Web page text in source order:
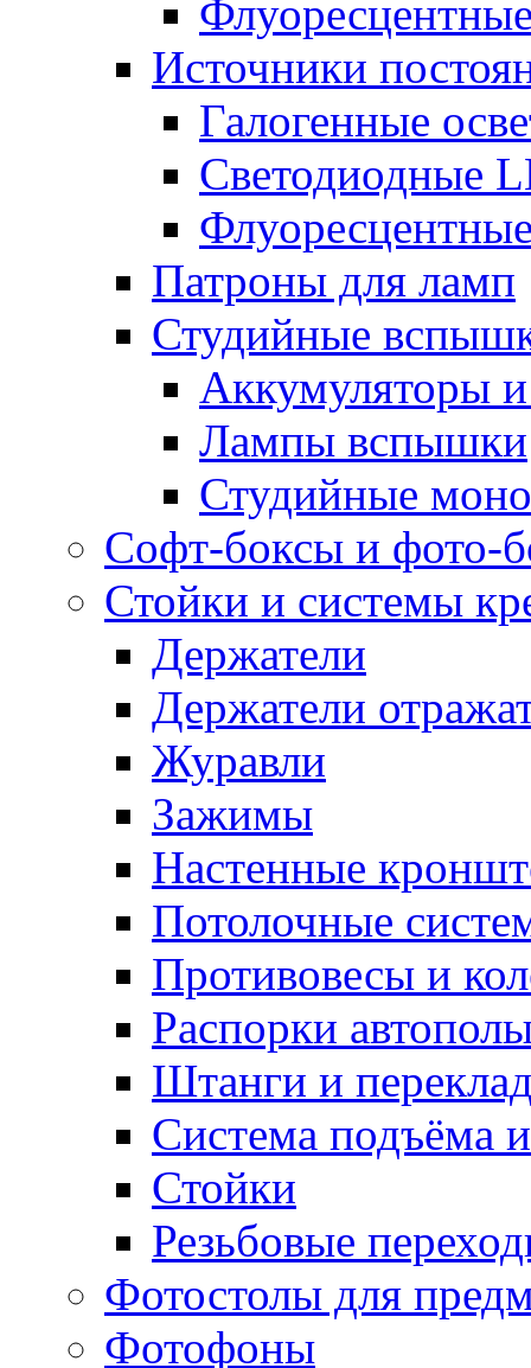
Источники
Галогенные
Светодиодные
Патроны для ламп
Студийные
Аккумуляторы
Лампы вспышки
Студийные
Софт-боксы и фото-
Стойки и системы
Держатели
Держатели
Журавли
Зажимы
Настенные
Потолочные
Противовесы и
Распорки
Штанги и
Система подъёма
Стойки
Резьбовые
Фотостолы для
Фотофоны